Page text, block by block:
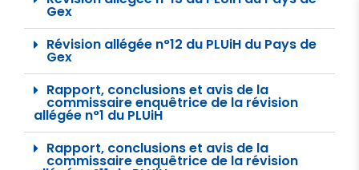
Gex
Révision allégée n°12 du PLUiH du Pays de
Gex
Rapport, conclusions et avis de la
commissaire enquêtrice de la révision
allégée n°1 du PLUiH
Rapport, conclusions et avis de la
commissaire enquêtrice de la révision